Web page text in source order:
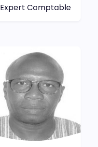
Expert Comptable